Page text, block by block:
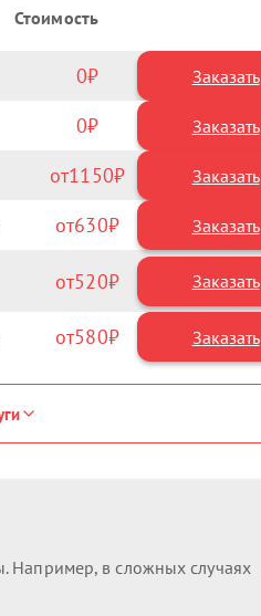
Стоимость
0 Заказать
0 Заказать
1150
630
520
580
Например, в сложных случаях